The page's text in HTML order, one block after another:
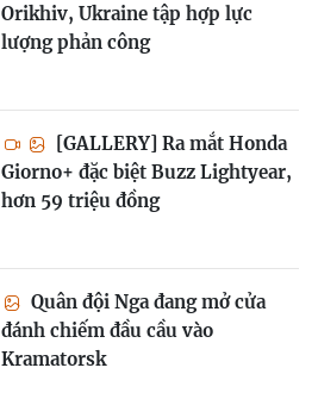
Orikhiv, Ukraine tập hợp lực
lượng phản công
[GALLERY] Ra mắt Honda
Giorno+ đặc biệt Buzz Lightyear,
hơn 59 triệu đồng
Quân đội Nga đang mở cửa
đánh chiếm đầu cầu vào
Kramatorsk